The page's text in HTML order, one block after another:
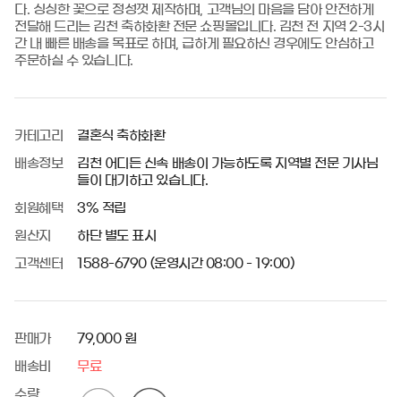
다. 싱싱한 꽃으로 정성껏 제작하며, 고객님의 마음을 담아 안전하게
전달해 드리는 김천 축하화환 전문 쇼핑몰입니다. 김천 전 지역 2-3시
간 내 빠른 배송을 목표로 하며, 급하게 필요하신 경우에도 안심하고
주문하실 수 있습니다.
카테고리 결혼식 축하화환
배송정보
김천 어디든 신속 배송이 가능하도록 지역별 전문 기사님
들이 대기하고 있습니다.
회원혜택 3% 적립
원산지 하단 별도 표시
고객센터 1588-6790 (운영시간 08:00 - 19:00)
판매가 79,000 원
배송비 무료
수량